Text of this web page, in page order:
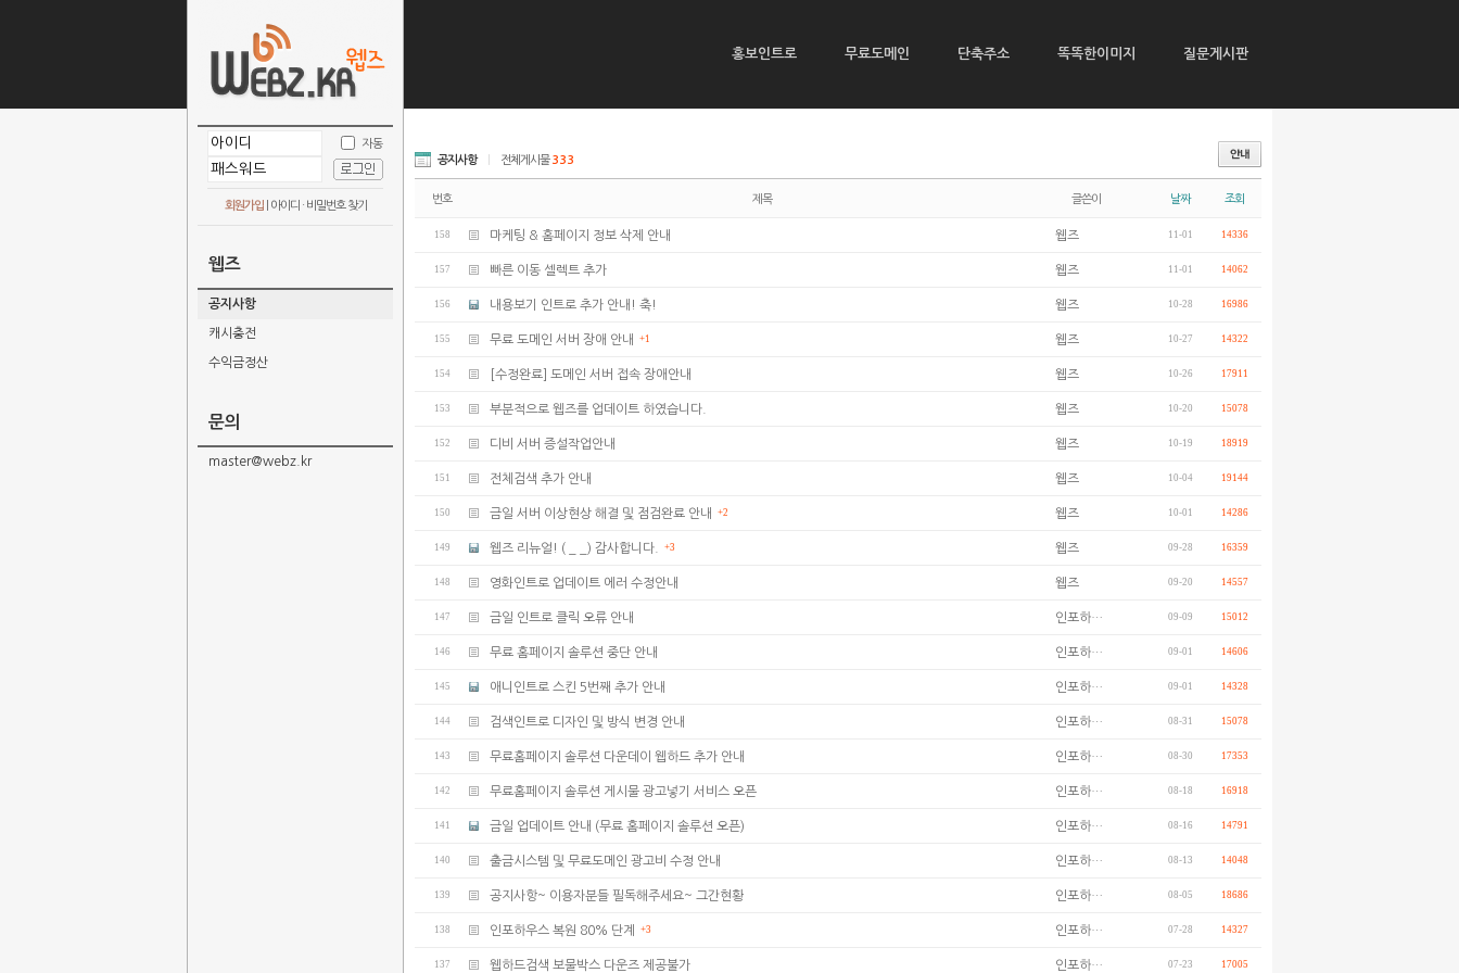
홍보인트로 무료도메인 단축주소 똑똑한이미지 질문게시판
자동
회원가입| 아이디 · 비밀번호 찾기
웹즈
공지사항
캐시충전
수익금정산
문의
master@webz.kr
공지사항 전체게시물333
번호 제목 글쓴이 날짜 조회
158 마케팅 & 홈페이지 정보 삭제 안내 웹즈 11-01 14336
157 빠른 이동 셀렉트 추가 웹즈 11-01 14062
156 내용보기 인트로 추가 안내! 축! 웹즈 10-28 16986
155 무료 도메인 서버 장애 안내 +1 웹즈 10-27 14322
154 [수정완료] 도메인 서버 접속 장애안내 웹즈 10-26 17911
153 부분적으로 웹즈를 업데이트 하였습니다. 웹즈 10-20 15078
152 디비 서버 증설작업안내 웹즈 10-19 18919
151 전체검색 추가 안내 웹즈 10-04 19144
150 금일 서버 이상현상 해결 및 점검완료 안내 +2 웹즈 10-01 14286
149 웹즈 리뉴얼! ( _ _) 감사합니다. +3 웹즈 09-28 16359
148 영화인트로 업데이트 에러 수정안내 웹즈 09-20 14557
147 금일 인트로 클릭 오류 안내 인포하… 09-09 15012
146 무료 홈페이지 솔루션 중단 안내 인포하… 09-01 14606
145 애니인트로 스킨 5번째 추가 안내 인포하… 09-01 14328
144 검색인트로 디자인 및 방식 변경 안내 인포하… 08-31 15078
143 무료홈페이지 솔루션 다운데이 웹하드 추가 안내 인포하… 08-30 17353
142 무료홈페이지 솔루션 게시물 광고넣기 서비스 오픈 인포하… 08-18 16918
141 금일 업데이트 안내 (무료 홈페이지 솔루션 오픈) 인포하… 08-16 14791
140 출금시스템 및 무료도메인 광고비 수정 안내 인포하… 08-13 14048
139 공지사항~ 이용자분들 필독해주세요~ 그간현황 인포하… 08-05 18686
138 인포하우스 복원 80% 단계 +3 인포하… 07-28 14327
137 웹하드검색 보물박스 다운즈 제공불가 인포하… 07-23 17005